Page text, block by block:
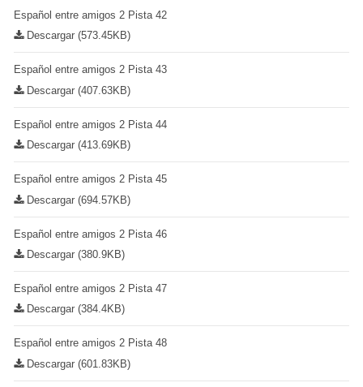
Español entre amigos 2 Pista 42
Descargar (573.45KB)
Español entre amigos 2 Pista 43
Descargar (407.63KB)
Español entre amigos 2 Pista 44
Descargar (413.69KB)
Español entre amigos 2 Pista 45
Descargar (694.57KB)
Español entre amigos 2 Pista 46
Descargar (380.9KB)
Español entre amigos 2 Pista 47
Descargar (384.4KB)
Español entre amigos 2 Pista 48
Descargar (601.83KB)